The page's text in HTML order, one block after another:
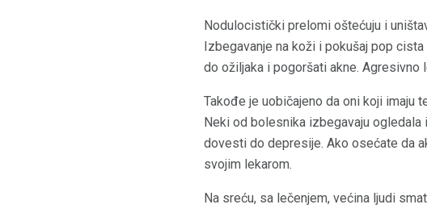
Nodulocistički prelomi oštećuju i
Izbegavanje na koži i pokušaj pop
do ožiljaka i pogoršati akne.
Takođe je uobičajeno da oni koji imaju
Neki od bolesnika izbegavaju
dovesti do depresije. Ako osećate da
svojim lekarom.
Na sreću, sa lečenjem, većina ljudi